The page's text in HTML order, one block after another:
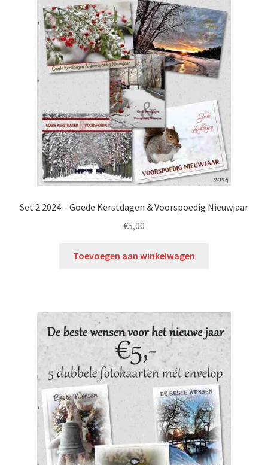
Set 2 2024 – Goede Kerstdagen & Voorspoedig Nieuwjaar
€5,00
Toevoegen aan winkelwagen